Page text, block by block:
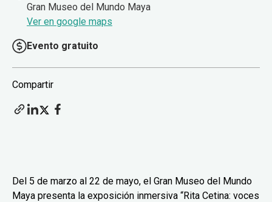
Gran Museo del Mundo Maya
Ver en google maps
Evento gratuito
Compartir
Del 5 de marzo al 22 de mayo, el Gran Museo del Mundo
Maya presenta la exposición inmersiva “Rita Cetina: voces